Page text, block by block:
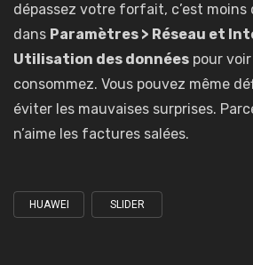
dépassez votre forfait, c’est moins
dans Paramètres > Réseau et
Utilisation des données pour
consommez. Vous pouvez même
éviter les mauvaises surprises.
n’aime les factures salées.
Tagged
HUAWEI SLIDER